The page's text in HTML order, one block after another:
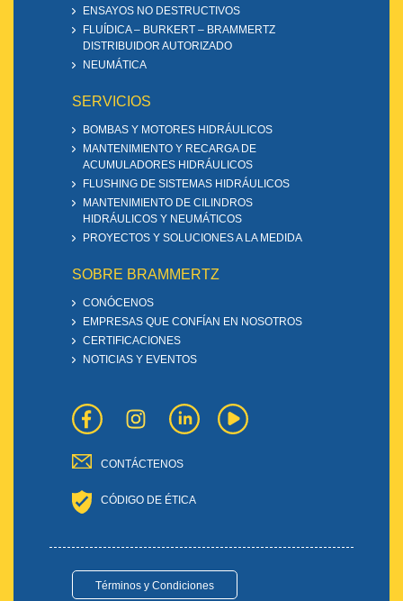
ENSAYOS NO DESTRUCTIVOS
FLUÍDICA – BURKERT – BRAMMERTZ
DISTRIBUIDOR AUTORIZADO
NEUMÁTICA
SERVICIOS
BOMBAS Y MOTORES HIDRÁULICOS
MANTENIMIENTO Y RECARGA DE
ACUMULADORES HIDRÁULICOS
FLUSHING DE SISTEMAS HIDRÁULICOS
MANTENIMIENTO DE CILINDROS
HIDRÁULICOS Y NEUMÁTICOS
PROYECTOS Y SOLUCIONES A LA MEDIDA
SOBRE BRAMMERTZ
CONÓCENOS
EMPRESAS QUE CONFÍAN EN NOSOTROS
CERTIFICACIONES
NOTICIAS Y EVENTOS
CONTÁCTENOS
CÓDIGO DE ÉTICA
Términos y Condiciones